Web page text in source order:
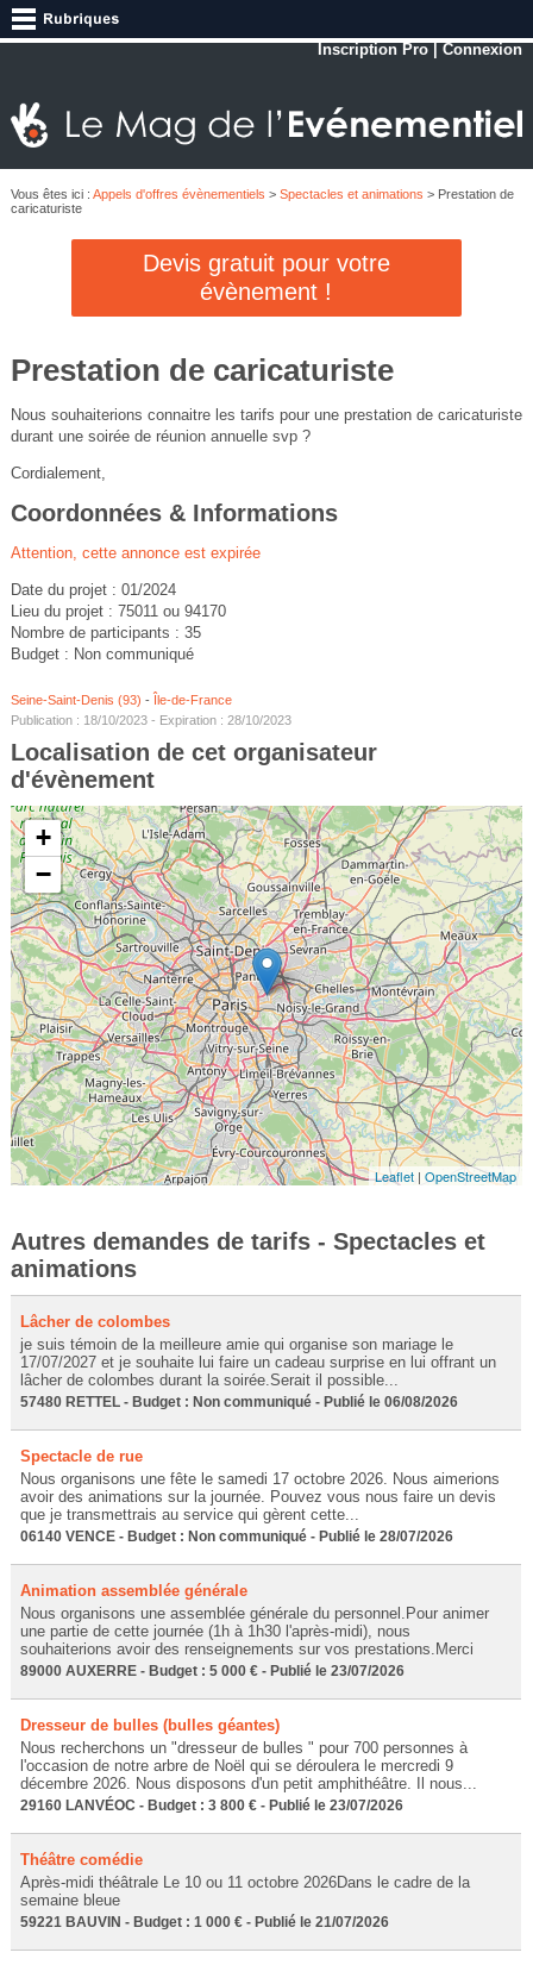
Inscription Pro |Connexion
Vous êtes ici : Appels d'offres évènementiels > Spectacles et animations > Prestation de
caricaturiste
Devis gratuit pour votre
évènement !
Prestation de caricaturiste
Nous souhaiterions connaitre les tarifs pour une prestation de caricaturiste
durant une soirée de réunion annuelle svp ?
Cordialement,
Coordonnées & Informations
Attention, cette annonce est expirée
Date du projet : 01/2024
Lieu du projet : 75011 ou 94170
Nombre de participants : 35
Budget : Non communiqué
Seine-Saint-Denis (93) - Île-de-France
Publication : 18/10/2023 - Expiration : 28/10/2023
Localisation de cet organisateur
d'évènement
+
−
Leaflet |OpenStreetMap
Autres demandes de tarifs - Spectacles et
animations
Lâcher de colombes
je suis témoin de la meilleure amie qui organise son mariage le
17/07/2027 et je souhaite lui faire un cadeau surprise en lui offrant un
lâcher de colombes durant la soirée.Serait il possible...
57480 RETTEL - Budget : Non communiqué - Publié le 06/08/2026
Spectacle de rue
Nous organisons une fête le samedi 17 octobre 2026. Nous aimerions
avoir des animations sur la journée. Pouvez vous nous faire un devis
que je transmettrais au service qui gèrent cette...
06140 VENCE - Budget : Non communiqué - Publié le 28/07/2026
Animation assemblée générale
Nous organisons une assemblée générale du personnel.Pour animer
une partie de cette journée (1h à 1h30 l'après-midi), nous
souhaiterions avoir des renseignements sur vos prestations.Merci
89000 AUXERRE - Budget : 5 000 € - Publié le 23/07/2026
Dresseur de bulles (bulles géantes)
Nous recherchons un "dresseur de bulles " pour 700 personnes à
l'occasion de notre arbre de Noël qui se déroulera le mercredi 9
décembre 2026. Nous disposons d'un petit amphithéâtre. Il nous...
29160 LANVÉOC - Budget : 3 800 € - Publié le 23/07/2026
Théâtre comédie
Après-midi théâtrale Le 10 ou 11 octobre 2026Dans le cadre de la
semaine bleue
59221 BAUVIN - Budget : 1 000 € - Publié le 21/07/2026